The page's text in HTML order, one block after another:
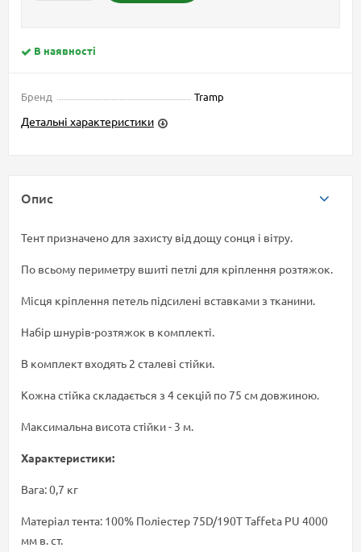
В наявності
Бренд Tramp
Детальні характеристики
Опис
Тент призначено для захисту від дощу сонця і вітру.
По всьому периметру вшиті петлі для кріплення розтяжок.
Місця кріплення петель підсилені вставками з тканини.
Набір шнурів-розтяжок в комплекті.
В комплект входять 2 сталеві стійки.
Кожна стійка складається з 4 секцій по 75 см довжиною.
Максимальна висота стійки - 3 м.
Характеристики:
Вага: 0,7 кг
Матеріал тента: 100% Поліестер 75D/190T Taffeta PU 4000
мм в. ст.